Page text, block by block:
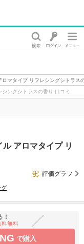
マタイプ リフレシングシトラス
ングシトラスの香り 口コミ
アロマタイプ リ
評価グラフ
グ
料無料
で購入